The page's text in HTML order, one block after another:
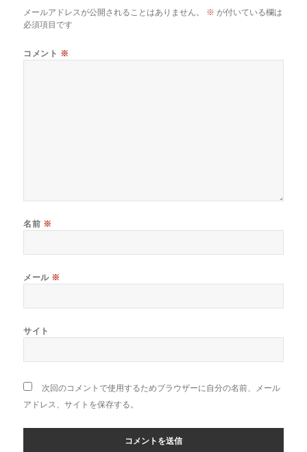
メールアドレスが公開されることはありません。 ※ が付いている欄は
必須項目です
コメント ※
名前 ※
メール ※
サイト
次回のコメントで使用するためブラウザーに自分の名前、メール
アドレス、サイトを保存する。